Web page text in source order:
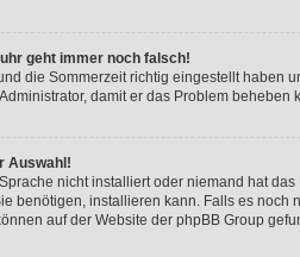
geht immer noch falsch!
die Sommerzeit richtig eingestellt haben
damit er das Problem beheben
Auswahl!
nicht installiert oder niemand hat
benötigen, installieren kann. Falls es noch
auf der Website der phpBB Group